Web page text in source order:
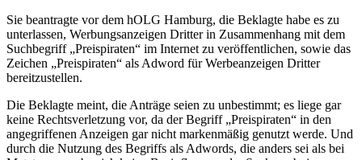
Sie beantragte vor dem hOLG Hamburg, die Beklagte habe es zu
unterlassen, Werbungsanzeigen Dritter in Zusammenhang mit dem
Suchbegriff „Preispiraten“ im Internet zu veröffentlichen, sowie das
Zeichen „Preispiraten“ als Adword für Werbeanzeigen Dritter
bereitzustellen.
Die Beklagte meint, die Anträge seien zu unbestimmt; es liege gar
keine Rechtsverletzung vor, da der Begriff „Preispiraten“ in den
angegriffenen Anzeigen gar nicht markenmäßig genutzt werde. Und
durch die Nutzung des Begriffs als Adwords, die anders sei als bei